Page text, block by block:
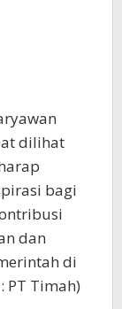
dilihat
bagi
dan
di
PT Timah)